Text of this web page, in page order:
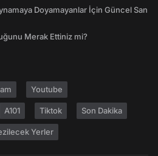
Doyamayanlar İçin Güncel San
Merak Ettiniz mi?
Youtube
A101 Tiktok Son Dakika
Yerler